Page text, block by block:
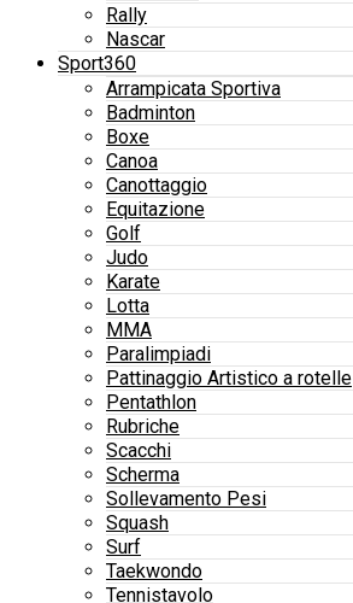
Rally
Nascar
Sport360
Arrampicata Sportiva
Badminton
Boxe
Canoa
Canottaggio
Equitazione
Golf
Judo
Karate
Lotta
MMA
Paralimpiadi
Pattinaggio Artistico a rotelle
Pentathlon
Rubriche
Scacchi
Scherma
Sollevamento Pesi
Squash
Surf
Taekwondo
Tennistavolo